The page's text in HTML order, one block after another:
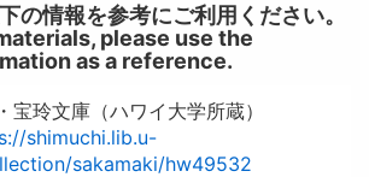
の情報を参考にご利用ください。
please use the
as a reference.
宝玲文庫（ハワイ大学所蔵）
shimuchi.lib.u-
sakamaki/hw49532